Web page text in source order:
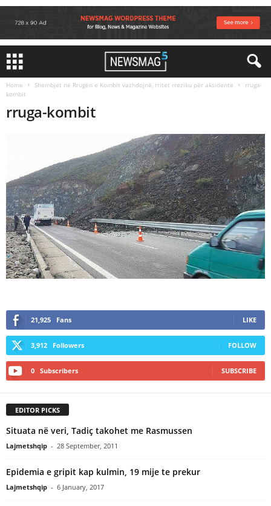
Home Shembjet në Rrugën e Kombit vazhdojnë, rritet rreziku për aksidente
rruga-
kombit
rruga-kombit
21,925 Fans LIKE
3,912 Followers FOLLOW
0 Subscribers SUBSCRIBE
EDITOR PICKS
Situata në veri, Tadiç takohet me Rasmussen
Lajmetshqip - 28 September, 2011
Epidemia e gripit kap kulmin, 19 mije te prekur
Lajmetshqip - 6 January, 2017